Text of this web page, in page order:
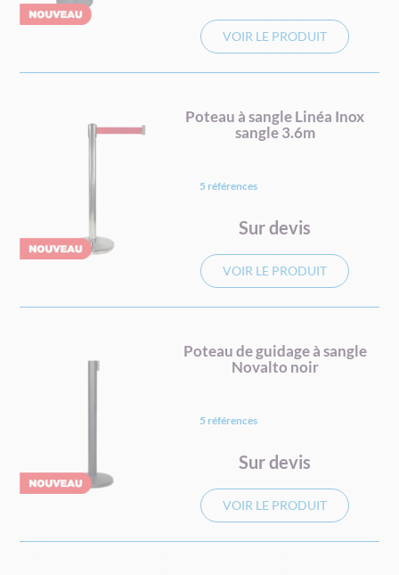
VOIR LE PRODUIT
Poteau à sangle Linéa Inox
sangle 3.6m
5 références
Sur devis
VOIR LE PRODUIT
Poteau de guidage à sangle
Novalto noir
5 références
Sur devis
VOIR LE PRODUIT